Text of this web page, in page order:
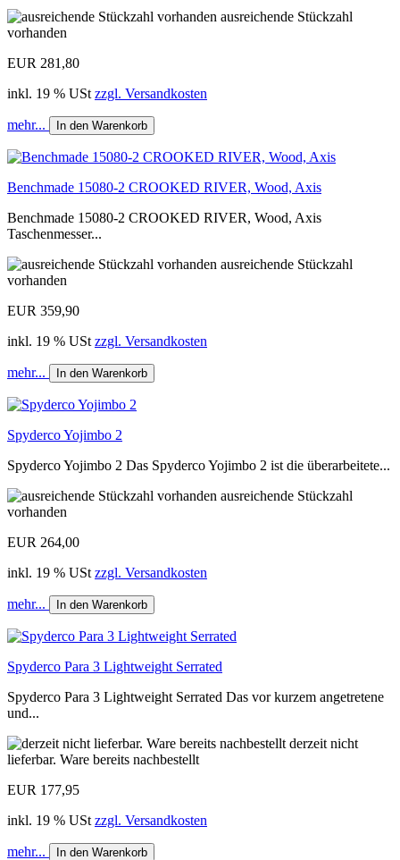
ausreichende Stückzahl
vorhanden
EUR 281,80
inkl. 19 % USt zzgl. Versandkosten
mehr... In den Warenkorb
Benchmade 15080-2 CROOKED RIVER, Wood, Axis
Benchmade 15080-2 CROOKED RIVER, Wood, Axis
Taschenmesser...
ausreichende Stückzahl
vorhanden
EUR 359,90
inkl. 19 % USt zzgl. Versandkosten
mehr... In den Warenkorb
Spyderco Yojimbo 2
Spyderco Yojimbo 2 Das Spyderco Yojimbo 2 ist die überarbeitete...
ausreichende Stückzahl
vorhanden
EUR 264,00
inkl. 19 % USt zzgl. Versandkosten
mehr... In den Warenkorb
Spyderco Para 3 Lightweight Serrated
Spyderco Para 3 Lightweight Serrated Das vor kurzem angetretene
und...
derzeit nicht
lieferbar. Ware bereits nachbestellt
EUR 177,95
inkl. 19 % USt zzgl. Versandkosten
mehr... In den Warenkorb